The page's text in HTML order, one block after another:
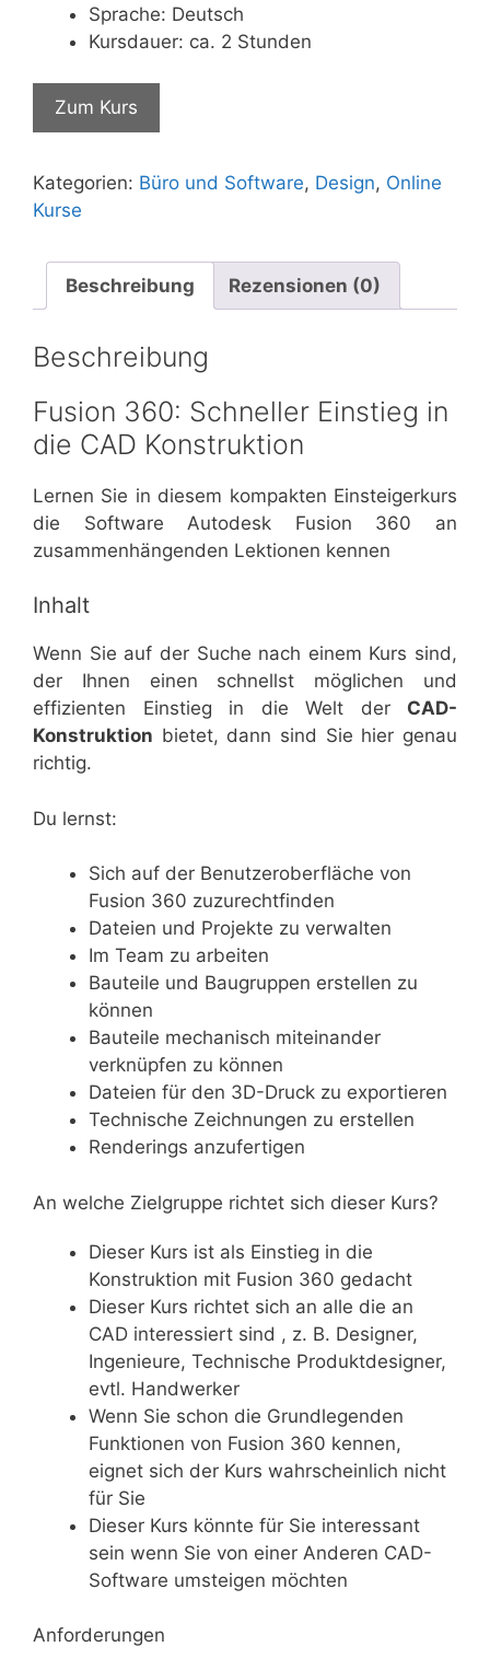
€199,99€13,99.
Sprache: Deutsch
Kursdauer: ca. 2 Stunden
Zum Kurs
Kategorien: Büro und Software, Design, Online
Kurse
Beschreibung Rezensionen (0)
Beschreibung
Fusion 360: Schneller Einstieg in
die CAD Konstruktion
Lernen Sie in diesem kompakten Einsteigerkurs
die Software Autodesk Fusion 360 an
zusammenhängenden Lektionen kennen
Inhalt
Wenn Sie auf der Suche nach einem Kurs sind,
der Ihnen einen schnellst möglichen und
effizienten Einstieg in die Welt der CAD-
Konstruktion bietet, dann sind Sie hier genau
richtig.
Du lernst:
Sich auf der Benutzeroberfläche von
Fusion 360 zuzurechtfinden
Dateien und Projekte zu verwalten
Im Team zu arbeiten
Bauteile und Baugruppen erstellen zu
können
Bauteile mechanisch miteinander
verknüpfen zu können
Dateien für den 3D-Druck zu exportieren
Technische Zeichnungen zu erstellen
Renderings anzufertigen
An welche Zielgruppe richtet sich dieser Kurs?
Dieser Kurs ist als Einstieg in die
Konstruktion mit Fusion 360 gedacht
Dieser Kurs richtet sich an alle die an
CAD interessiert sind , z. B. Designer,
Ingenieure, Technische Produktdesigner,
evtl. Handwerker
Wenn Sie schon die Grundlegenden
Funktionen von Fusion 360 kennen,
eignet sich der Kurs wahrscheinlich nicht
für Sie
Dieser Kurs könnte für Sie interessant
sein wenn Sie von einer Anderen CAD-
Software umsteigen möchten
Anforderungen